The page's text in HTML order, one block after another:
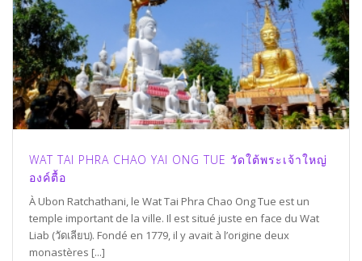
WAT TAI PHRA CHAO YAI ONG TUE วัดใต้พระเจ้าใหญ่
องค์ตื้อ
À Ubon Ratchathani, le Wat Tai Phra Chao Ong Tue est un
temple important de la ville. Il est situé juste en face du Wat
Liab (วัดเลียบ). Fondé en 1779, il y avait à l’origine deux
monastères [...]